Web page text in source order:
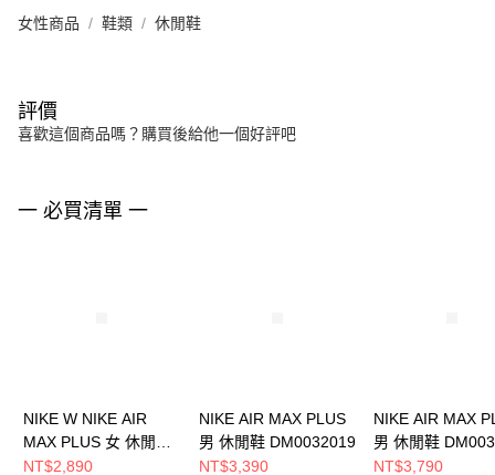
女性商品 鞋類 休閒鞋
評價
喜歡這個商品嗎？購買後給他一個好評吧
一 必買清單 一
NIKE W NIKE AIR
MAX PLUS 女 休閒鞋
FZ4342001
NT$2,890
NIKE AIR MAX PLUS
男 休閒鞋 DM0032019
NT$3,390
NIKE AIR MAX
男 休閒鞋
NT$3,790